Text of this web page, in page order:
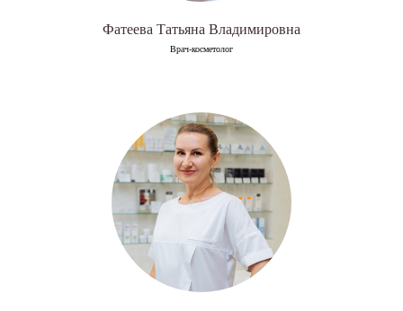
Фатеева Татьяна Владимировна
Врач-косметолог